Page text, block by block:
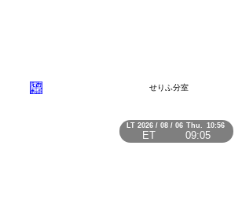
LT 2026 / 08 / 06 Thu. 10:56
ET 09:05
せりふ分室